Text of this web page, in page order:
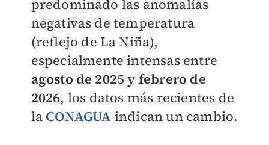
predominado las anomalías
negativas de temperatura
(reflejo de La Niña),
especialmente intensas entre
agosto de 2025 y febrero de
2026, los datos más recientes de
la CONAGUA indican un cambio.